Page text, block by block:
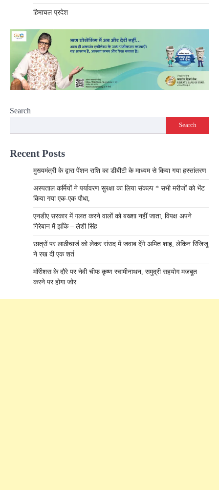
हिमाचल प्रदेश
Search
Search
Recent Posts
मुख्यमंत्री के द्वारा पेंशन राशि का डीबीटी के माध्यम से किया गया हस्तांतरण
अस्पताल कर्मियों ने पर्यावरण सुरक्षा का लिया संकल्प * सभी मरीजों को भेंट
किया गया एक-एक पौधा,
एनडीए सरकार में गलत करने वालों को बख्शा नहीं जाता, विपक्ष अपने
गिरेबान में झाँके – लेशी सिंह
छात्रों पर लाठीचार्ज को लेकर संसद में जवाब देंगे अमित शाह, लेकिन रिजिजू
ने रख दी एक शर्त
मॉरीशस के दौरे पर नेवी चीफ कृष्ण स्वामीनाथन, समुद्री सहयोग मजबूत
करने पर होगा जोर